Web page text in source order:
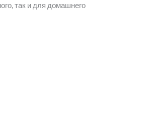
так и для домашнего